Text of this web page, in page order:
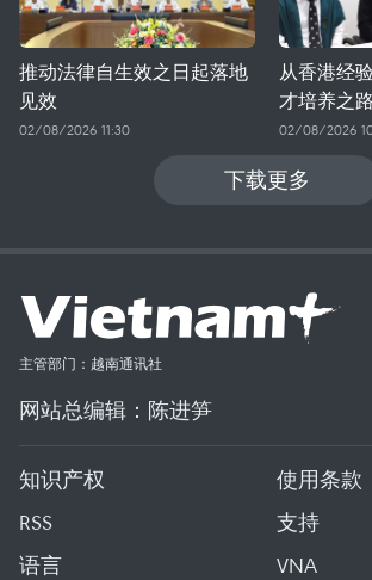
推动法律自生效之日起落地
见效
02/08/2026 11:30
从香港经
才培养之路
02/08/2026
下载更多
主管部门：越南通讯社
网站总编辑：陈进笋
知识产权
使用条款
RSS
支持
语言
VNA